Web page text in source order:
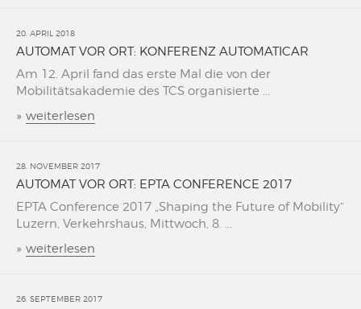
20. APRIL 2018
AUTOMAT VOR ORT: KONFERENZ AUTOMATICAR
Am 12. April fand das erste Mal die von der
Mobilitätsakademie des TCS organisierte ...
» weiterlesen
28. NOVEMBER 2017
AUTOMAT VOR ORT: EPTA CONFERENCE 2017
EPTA Conference 2017 „Shaping the Future of Mobility“
Luzern, Verkehrshaus, Mittwoch, 8. ...
» weiterlesen
26. SEPTEMBER 2017